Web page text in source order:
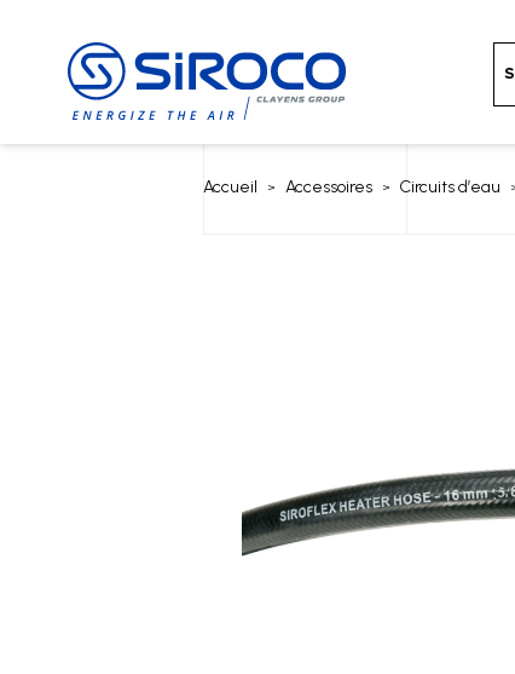
Accueil > Accessoires > Circuits d’eau